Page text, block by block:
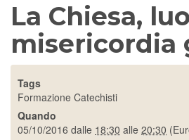
La Chiesa,
misericordia
Tags
Formazione Catechisti
Quando
05/10/2016 dalle 18:30 alle 20:30